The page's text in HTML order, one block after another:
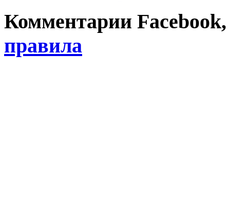
Комментарии
правила